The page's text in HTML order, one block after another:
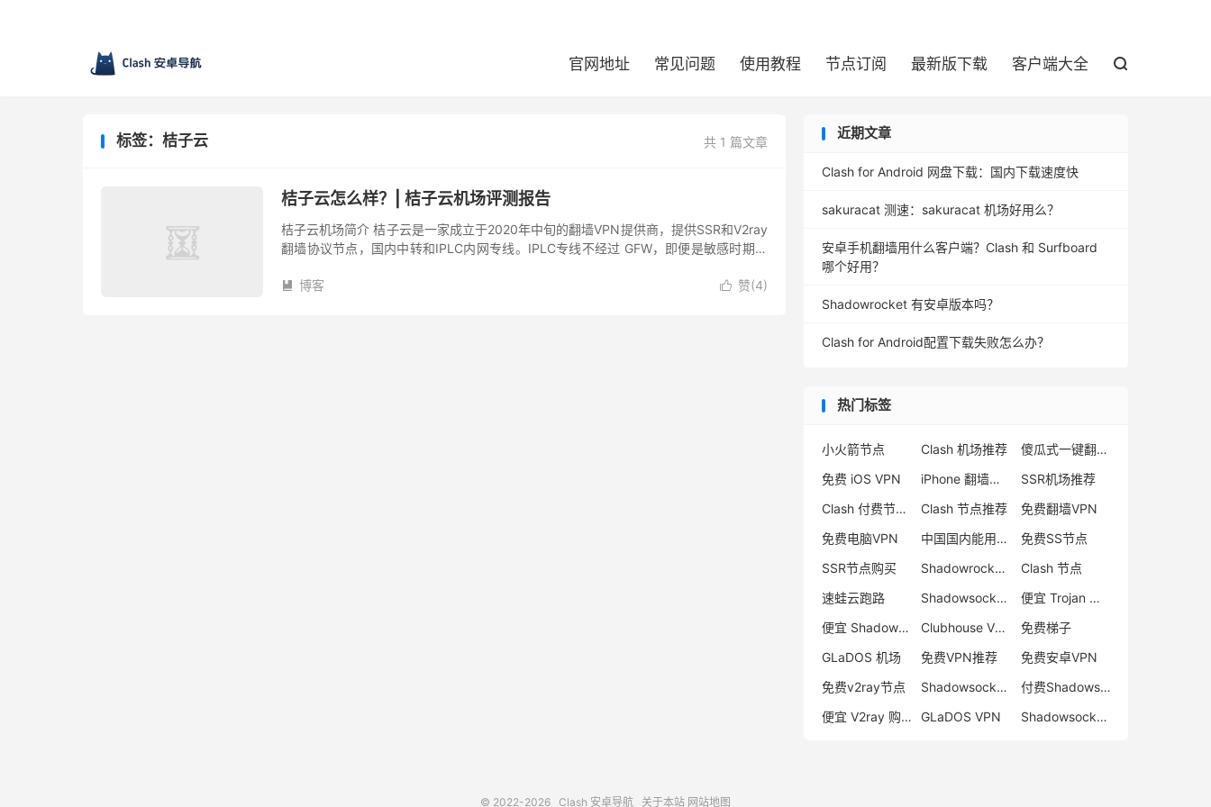
官网地址 常见问题 使用教程 节点订阅 最新版下载 客户端大全 
共 1 篇文章
标签：桔子云
桔子云怎么样？| 桔子云机场评测报告
桔子云机场简介 桔子云是一家成立于2020年中旬的翻墙VPN提供商，提供SSR和V2ray
翻墙协议节点，国内中转和IPLC内网专线。IPLC专线不经过 GFW，即便是敏感时期，
 赞(4)
 博客
近期文章
Clash for Android 网盘下载：国内下载速度快
sakuracat 测速：sakuracat 机场好用么？
安卓手机翻墙用什么客户端？Clash 和 Surfboard
哪个好用？
Shadowrocket 有安卓版本吗？
Clash for Android配置下载失败怎么办？
热门标签
小火箭节点 Clash 机场推荐
傻瓜式一键翻墙VPN客户端
免费 iOS VPN
iPhone 翻墙代理软件
SSR机场推荐
Clash 付费节点购买
Clash 节点推荐
免费翻墙VPN
免费电脑VPN
中国国内能用的翻墙VPN推荐
免费SS节点
SSR节点购买
Shadowrocket 地址
Clash 节点
速蛙云跑路
Shadowsocks 付费节点
便宜 Trojan 购买
便宜 Shadowsocks 购买
Clubhouse VPN
免费梯子
GLaDOS 机场
免费VPN推荐
免费安卓VPN
免费v2ray节点
Shadowsocks 服务器
付费Shadowsocks推荐
便宜 V2ray 购买
GLaDOS VPN Shadowsocks 节点哪里买
© 2022-2026 Clash 安卓导航 关于本站 网站地图